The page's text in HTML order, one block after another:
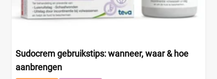
Drogist
Etos
Trekpleister
Supermarkt
Albert Heijn
Sudocrem gebruikstips: wanneer, waar & hoe
aanbrengen